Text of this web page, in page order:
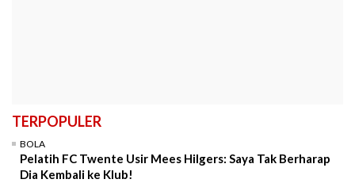
TERPOPULER
BOLA
Pelatih FC Twente Usir Mees Hilgers: Saya Tak Berharap
Dia Kembali ke Klub!